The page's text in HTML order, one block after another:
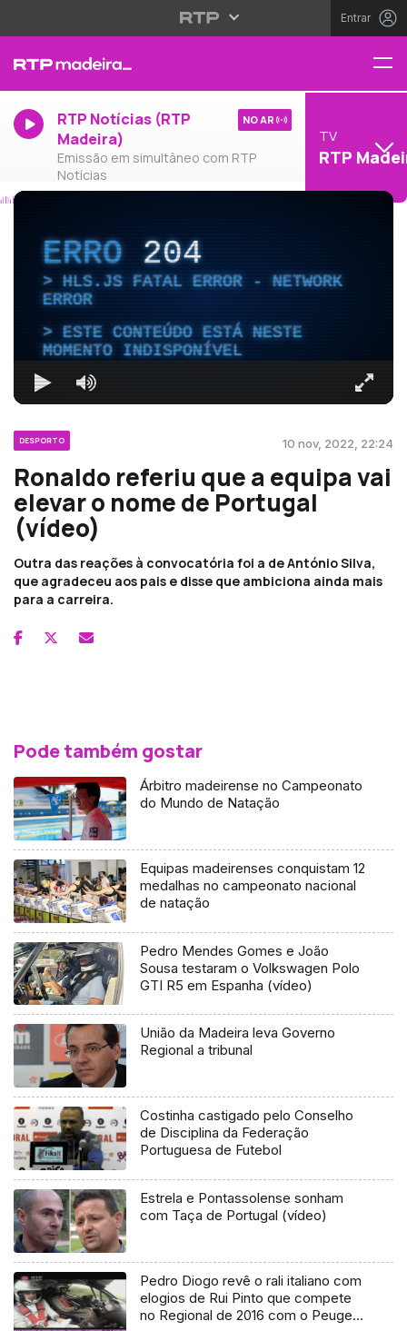
Entrar
RTP Notícias (RTP
Madeira)
Emissão em simultâneo com RTP
Notícias
NO AR
TV
RTP
ERRO204
HLS.JS FATAL ERROR - NETWORK
ERROR
ESTE CONTEÚDO ESTÁ NESTE
MOMENTO INDISPONÍVEL
DESPORTO 10 nov, 2022, 22:24
Ronaldo referiu que a equipa vai
elevar o nome de Portugal
(vídeo)
Outra das reações à convocatória foi a de António Silva,
que agradeceu aos pais e disse que ambiciona ainda mais
para a carreira.
Pode também gostar
Árbitro madeirense no Campeonato
do Mundo de Natação
Equipas madeirenses conquistam 12
medalhas no campeonato nacional
de natação
Pedro Mendes Gomes e João
Sousa testaram o Volkswagen Polo
GTI R5 em Espanha (vídeo)
União da Madeira leva Governo
Regional a tribunal
Costinha castigado pelo Conselho
de Disciplina da Federação
Portuguesa de Futebol
Estrela e Pontassolense sonham
com Taça de Portugal (vídeo)
Pedro Diogo revê o rali italiano com
elogios de Rui Pinto que compete
no Regional de 2016 com o Peugeot